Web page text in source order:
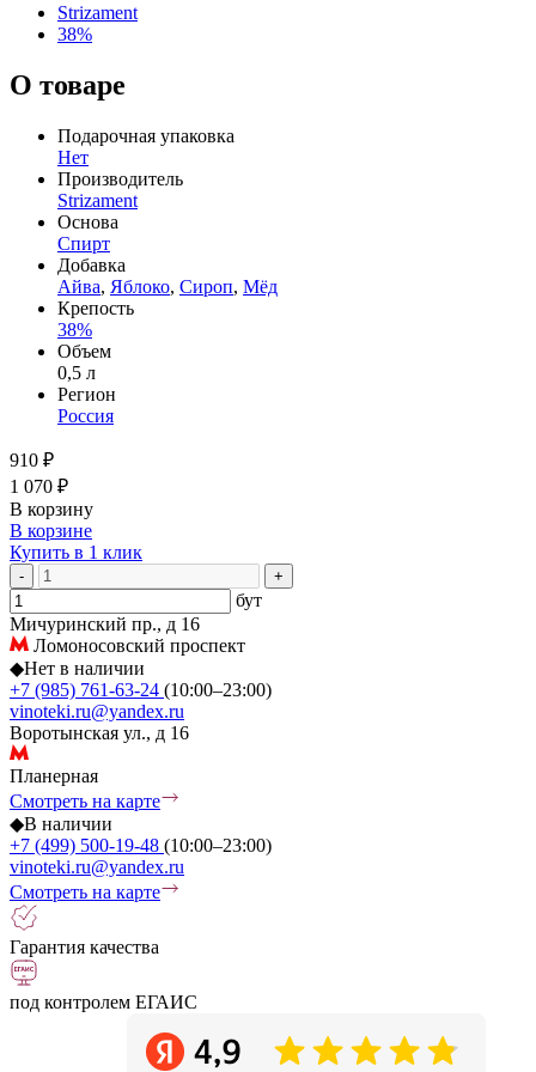
Strizament
38%
О товаре
Подарочная упаковка
Нет
Производитель
Strizament
Основа
Спирт
Добавка
Айва, Яблоко, Сироп, Мёд
Крепость
38%
Объем
0,5 л
Регион
Россия
910 ₽
1 070 ₽
В корзину
В корзине
Купить в 1 клик
- +
бут
Мичуринский пр., д 16
Ломоносовский проспект
◆Нет в наличии
+7 (985) 761-63-24 (10:00–23:00)
vinoteki.ru@yandex.ru
Воротынская ул., д 16
Планерная
Смотреть на карте
◆В наличии
+7 (499) 500-19-48 (10:00–23:00)
vinoteki.ru@yandex.ru
Смотреть на карте
Гарантия качества
под контролем ЕГАИС